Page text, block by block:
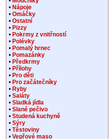
• Nápoje
• Omáčky
• Ostatní
• Pizzy
• Pokrmy z vnitřností
• Polévky
• Pomalý hrnec
• Pomazánky
• Předkrmy
• Přílohy
• Pro děti
• Pro začátečníky
• Ryby
• Saláty
• Sladká jídla
• Slané pečivo
• Studená kuchyně
• Sýry
• Těstoviny
• Vepřové maso